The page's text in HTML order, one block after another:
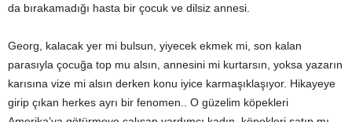
da bırakamadığı hasta bir çocuk ve dilsiz annesi.
Georg, kalacak yer mi bulsun, yiyecek ekmek mi, son kalan
parasıyla çocuğa top mu alsın, annesini mi kurtarsın, yoksa yazarın
karısına vize mi alsın derken konu iyice karmaşıklaşıyor. Hikayeye
girip çıkan herkes ayrı bir fenomen.. O güzelim köpekleri